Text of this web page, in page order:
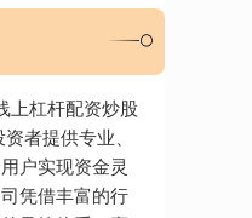
上杠杆配资炒股
者提供专业、
户实现资金灵
凭借丰富的行